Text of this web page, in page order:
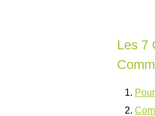
Les 7